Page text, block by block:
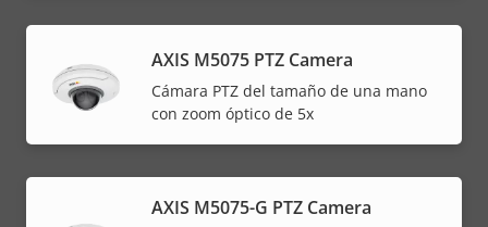
AXIS M5075 PTZ Camera
Cámara PTZ del tamaño de una mano
con zoom óptico de 5x
AXIS M5075-G PTZ Camera